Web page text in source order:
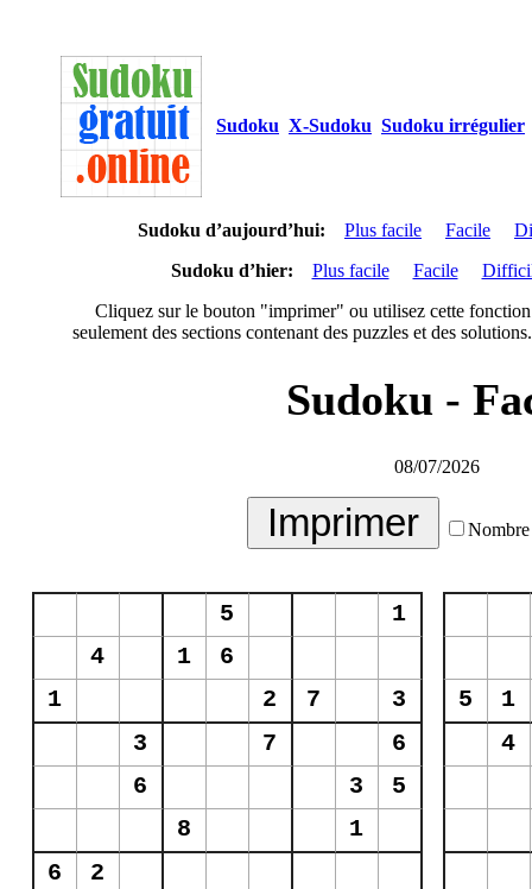
Sudoku X-Sudoku Sudoku irrégulier
Sudoku d’aujourd’hui: Plus facile Facile
Sudoku d’hier:
Plus facile Facile
Cliquez sur le bouton "imprimer" ou utilisez cette
seulement des sections contenant des puzzles et des
Sudoku -
08/07/2026
Nombre